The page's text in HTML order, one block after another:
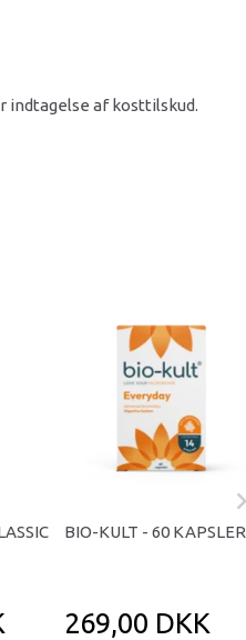
indtagelse af kosttilskud.
BIO-KULT - 60 KAPSLER
269,00 DKK